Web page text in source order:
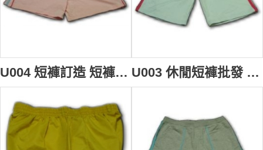
U004 短褲訂造 短褲設計 短褲批發 香港 U003 休閒短褲批發 休閒短褲專門店